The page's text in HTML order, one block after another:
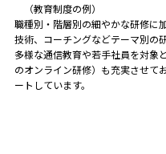
（教育制度の例）
職種別・階層別の細やかな研修に
技術、コーチングなどテーマ別の
多様な通信教育や若手社員を対象
のオンライン研修）も充実させて
ートしています。